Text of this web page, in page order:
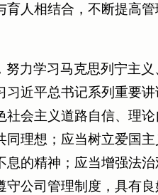
人相结合，不断提高
力学习马克思列宁主义
近平总书记系列重要
社会主义道路自信、理
同理想；应当树立爱国
的精神；应当增强法
公司管理制度，具有